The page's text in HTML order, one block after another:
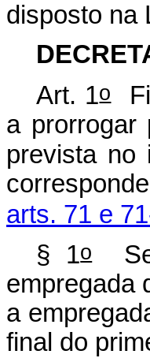
disposto na
Art. 1o
a prorrogar
prevista no
arts. 71 e
§ 1o
empregada
a
final do